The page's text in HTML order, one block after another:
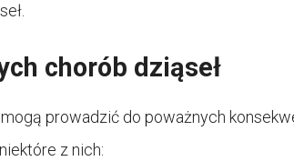
chorób dziąseł
prowadzić do poważnych
z nich: